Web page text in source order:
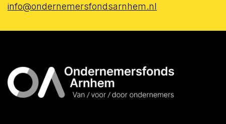
info@ondernemersfondsarnhem.nl